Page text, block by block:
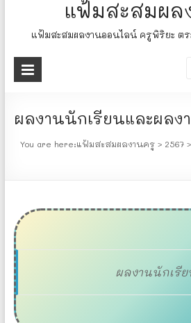
แฟ้มสะสมผล
แฟ้มสะสมผลงานออนไลน์ ครูพิริยะ ต
ผลงานนักเรียนและผลง
You are here:แฟ้มสะสมผลงานครู > 2567 >
ผลงานนักเรี